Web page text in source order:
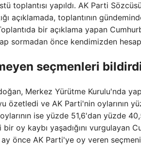
toplantısı yapıldı. AK Parti
açıklamada, toplantının
bir açıklama yapan
sormadan önce kendimizden
seçmenleri
Merkez Yürütme Kurulu'nda
özetledi ve AK Parti'nin oylarının
ise yüzde 51,6'dan yüzde
oy kaybı yaşadığını vurgulayan
önce AK Parti'ye oy veren